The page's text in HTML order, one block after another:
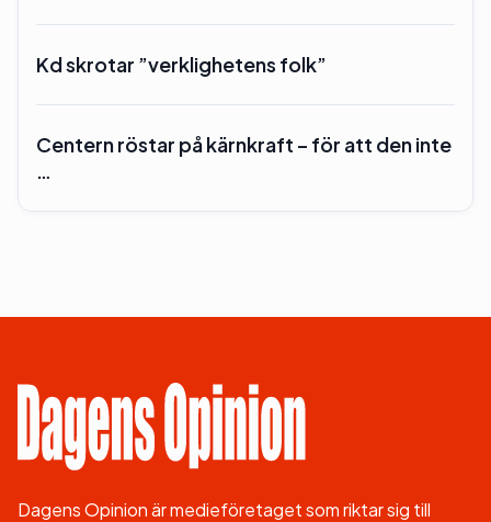
Kd skrotar ”verklighetens folk”
Centern röstar på kärnkraft – för att den inte
…
Dagens Opinion är medieföretaget som riktar sig till